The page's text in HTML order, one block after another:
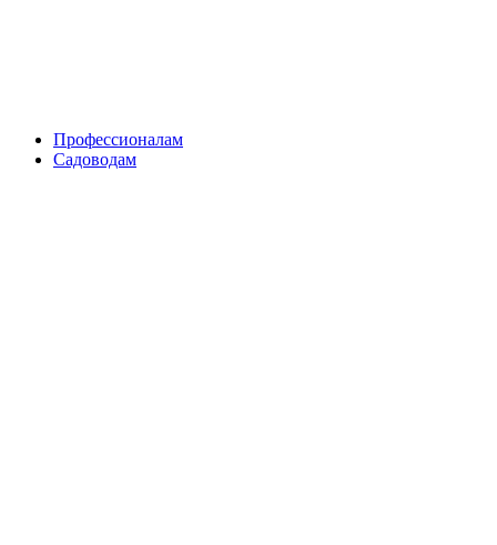
Профессионалам
Садоводам